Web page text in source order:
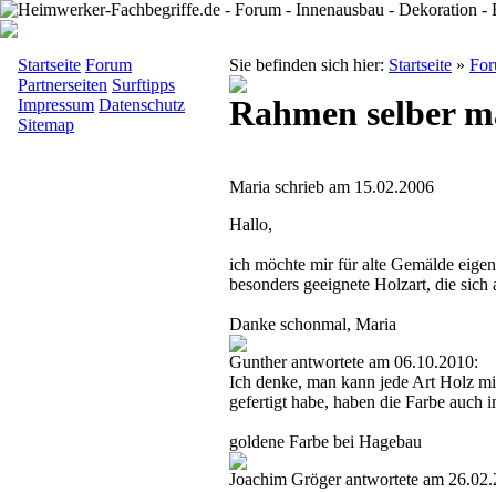
Startseite Forum
Partnerseiten Surftipps
Impressum Datenschutz
Sitemap
Sie befinden sich hier: Startseite »
Rahmen selber
Maria schrieb am 15.02.2006
Hallo,
ich möchte mir für alte Gemälde
besonders geeignete Holzart, die
Danke schonmal, Maria
Gunther antwortete am 06.10.2010:
Ich denke, man kann jede Art Holz
gefertigt habe, haben die Farbe auch
goldene Farbe bei Hagebau
Joachim Gröger antwortete am